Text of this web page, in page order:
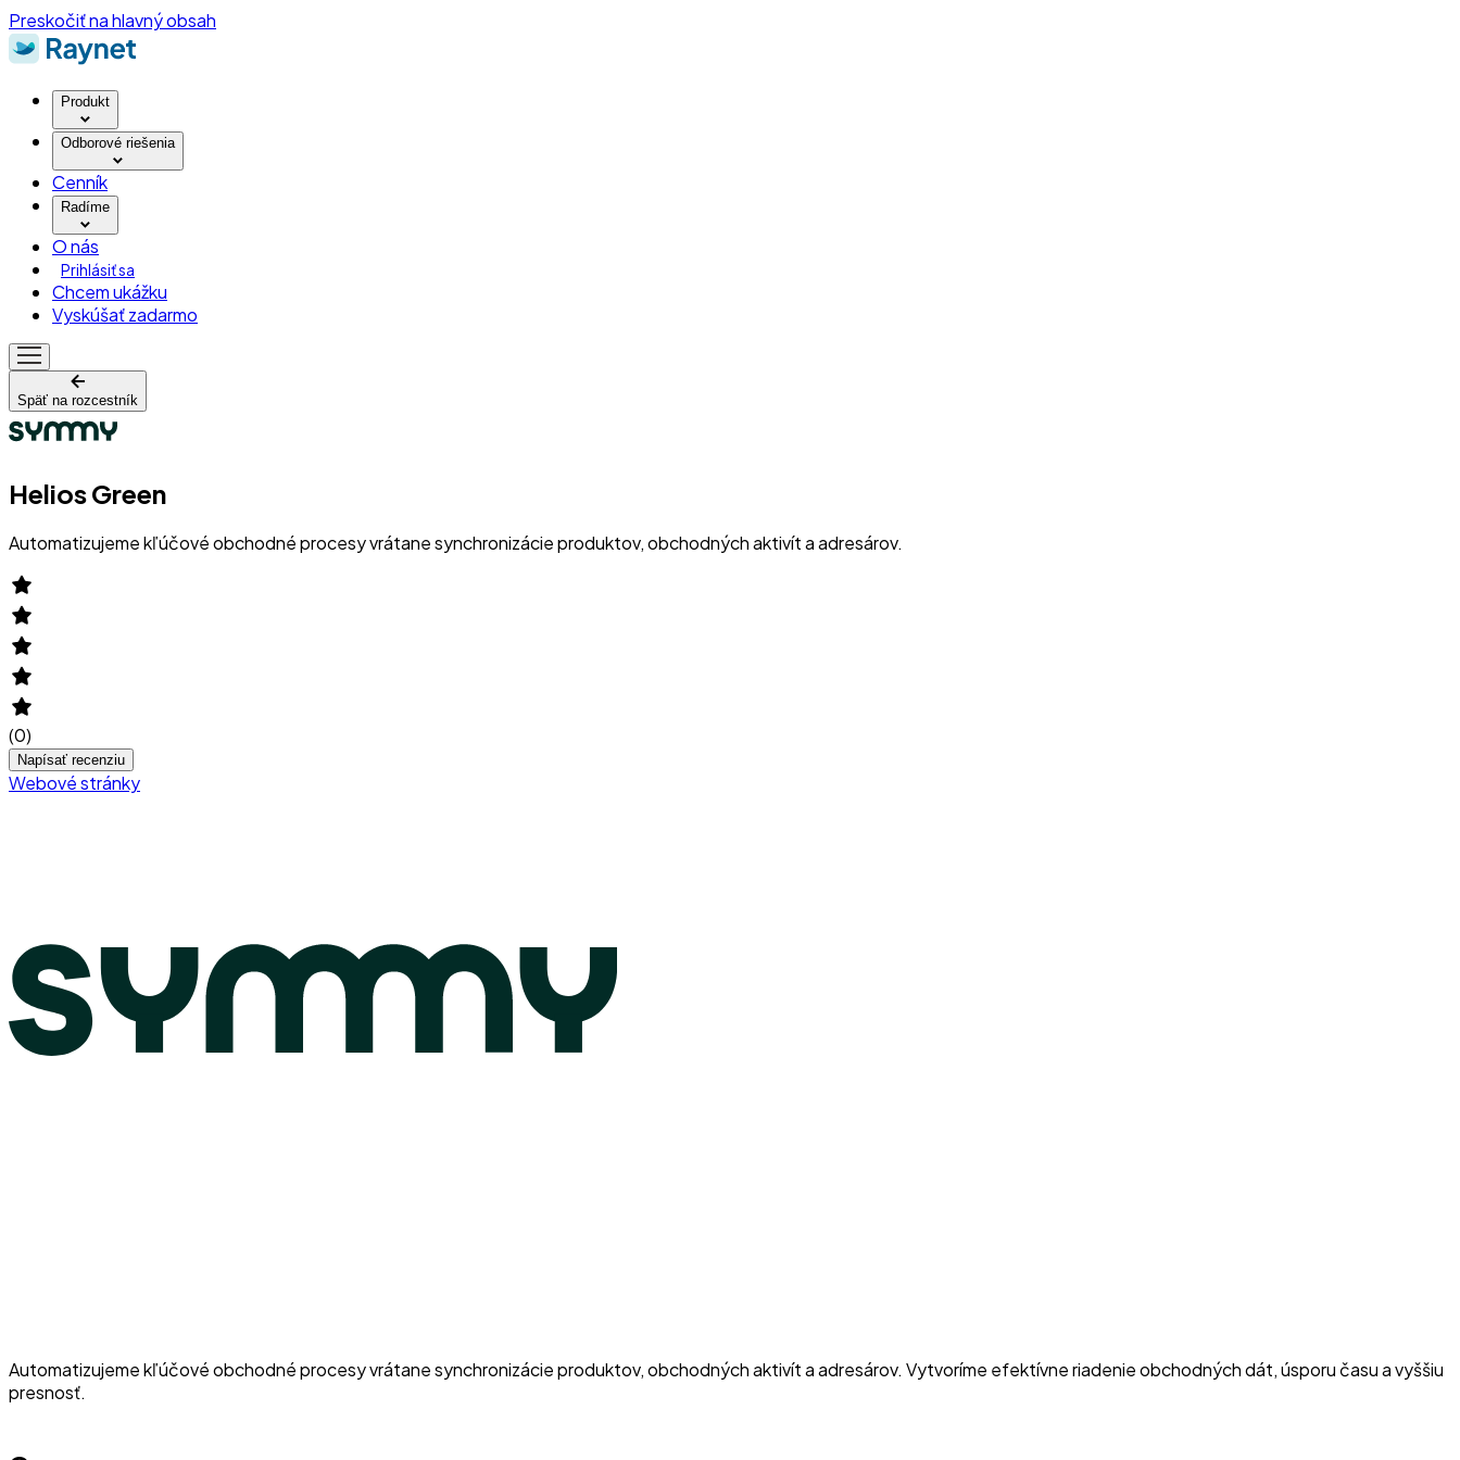
Preskočiť na hlavný obsah
Produkt
Odborové riešenia
Cenník
Radíme
O nás
Prihlásiť sa
Chcem ukážku
Vyskúšať zadarmo
Späť na rozcestník
Helios Green
Automatizujeme kľúčové obchodné procesy vrátane synchronizácie produktov, obchodných aktivít a adresárov.
(0)
Napísať recenziu
Webové stránky
Automatizujeme kľúčové obchodné procesy vrátane synchronizácie produktov, obchodných aktivít a adresárov. Vytvoríme efektívne riadenie obchodných dát, úsporu času a vyššiu
presnosť.